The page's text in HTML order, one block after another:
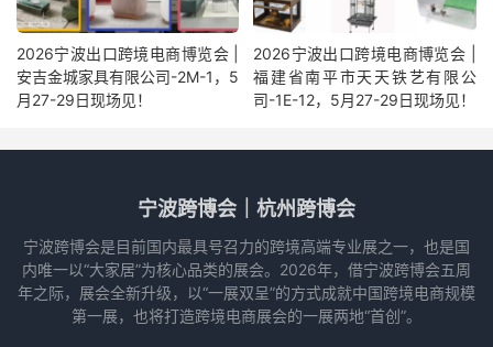
2026宁波出口跨境电商博览会 |
安吉金城家具有限公司-2M-1，5
月27-29日现场见！
2026宁波出口跨境电商博览会 |
福建省南平市天天铁艺有限公
司-1E-12，5月27-29日现场见！
宁波跨博会｜杭州跨博会
宁波跨博会是目前国内最具号召力的跨境高端专业展之一，也是国
内唯一以“大家居”为核心品类的展会。2026年，借宁波跨博会五周
年之际，展会全新升级，以“一展双呈”的方式成就中国跨境电商规模
第一展，也将打造跨境电商展会的一展两地“首创”。